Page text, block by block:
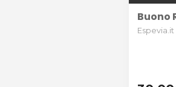
Buono
Espevia.it